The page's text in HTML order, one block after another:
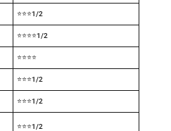
⭐⭐⭐1/2
⭐⭐⭐⭐1/2
⭐⭐⭐⭐
⭐⭐⭐1/2
⭐⭐⭐1/2
⭐⭐⭐1/2